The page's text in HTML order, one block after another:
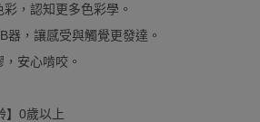
，認知更多色彩學。
器，讓感受與觸覺更發達。
安心啃咬。
】0歲以上